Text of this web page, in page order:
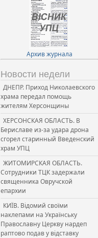
Архив журнала
Новости недели
ДНЕПР. Приход Николаевского
храма передал помощь
жителям Херсонщины
ХЕРСОНСКАЯ ОБЛАСТЬ. В
Бериславе из-за удара дрона
сгорел старинный Введенский
храм УПЦ
ЖИТОМИРСКАЯ ОБЛАСТЬ.
Сотрудники ТЦК задержали
священника Овручской
епархии
КИЇВ. Відомий своїми
наклепами на Українську
Православну Церкву нардеп
раптово подав у відставку